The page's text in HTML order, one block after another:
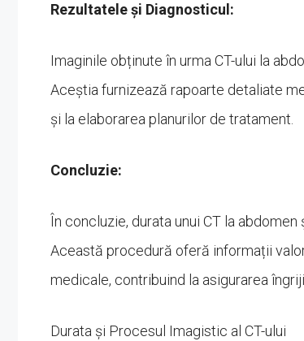
Rezultatele și Diagnosticul:
Imaginile obținute în urma CT-ului la
Aceștia furnizează rapoarte detaliate
și la elaborarea planurilor de tratament.
Concluzie:
În concluzie, durata unui CT la
Această procedură oferă informații
medicale, contribuind la asigurarea
Durata și Procesul Imagistic al CT-ului